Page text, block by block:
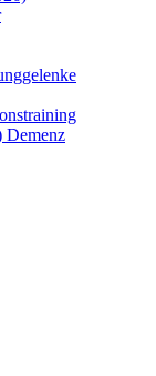
Demenz